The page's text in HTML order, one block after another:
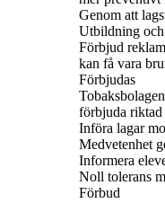
Genom att
Utbildning
Förbjud
kan få vara
Förbjudas
förbjuda
Införa lagar
Medvetenhet
Informera
Noll tolerans
Förbud